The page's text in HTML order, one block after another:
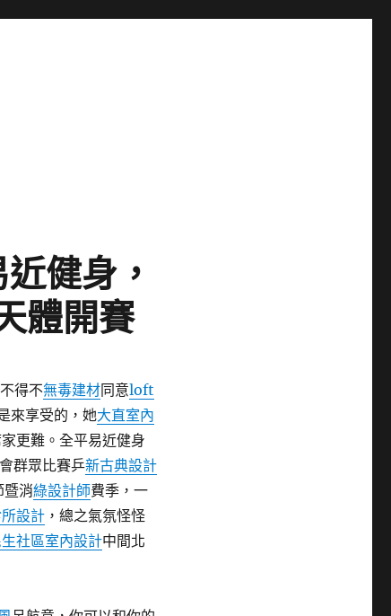
健身，
體開賽
得不無毒建材同意loft
來享受的，她大直室內
更難。全平易近健身
群眾比賽乒新古典設計
暨消綠設計師費季，一
設計 ，總之氣氛怪怪
生社區室內設計中間北